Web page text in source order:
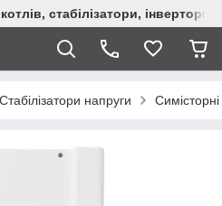
стабілізатори, інвертори,
Стабілізатори напруги Симісторні